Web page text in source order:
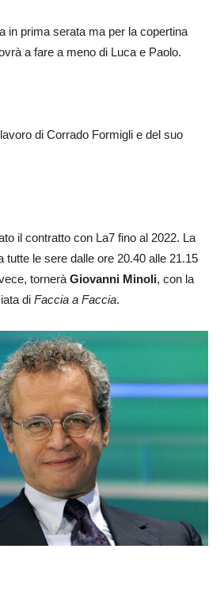
in prima serata ma per la copertina
a fare a meno di Luca e Paolo.
di Corrado Formigli e del suo
il contratto con La7 fino al 2022. La
tutte le sere dalle ore 20.40 alle 21.15
torneràGiovanni Minoli, con la
di Faccia a Faccia.